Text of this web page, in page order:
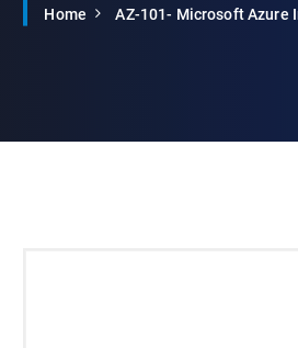
Home AZ-101- Microsoft Azure